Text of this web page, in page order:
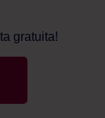
gratuita!